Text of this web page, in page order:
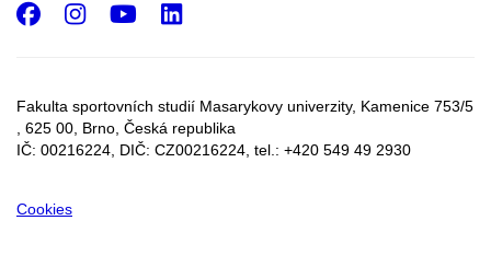
Fakulta sportovních studií Masarykovy univerzity, Kamenice 753/5​
, 625 00, Brno, Česká republika
IČ: 00216224, DIČ: CZ00216224, tel.: +420 549 49 2930
Cookies
Facebook
Instagram
Youtube